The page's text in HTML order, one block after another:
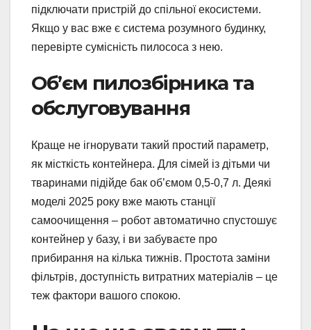
підключати пристрій до спільної екосистеми.
Якщо у вас вже є система розумного будинку,
перевірте сумісність пилососа з нею.
Об’єм пилозбірника та
обслуговування
Краще не ігнорувати такий простий параметр,
як місткість контейнера. Для сімей із дітьми чи
тваринами підійде бак об’ємом 0,5-0,7 л. Деякі
моделі 2025 року вже мають станції
самоочищення – робот автоматично спустошує
контейнер у базу, і ви забуваєте про
прибирання на кілька тижнів. Простота заміни
фільтрів, доступність витратних матеріалів – це
теж фактори вашого спокою.